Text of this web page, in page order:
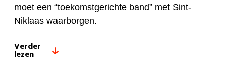
moet een “toekomstgerichte band” met Sint-
Niklaas waarborgen.
Verder
lezen